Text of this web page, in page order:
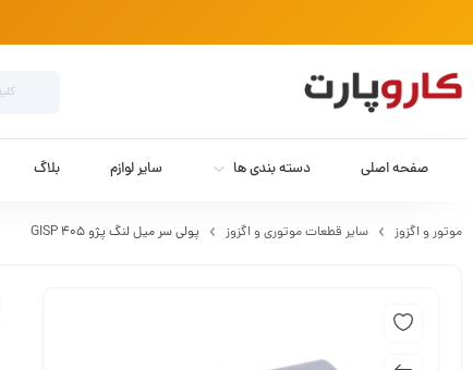
صفحه اصلی دسته بندی ها سایر لوازم بلاگ
موتور و اگزوز سایر قطعات موتوری و اگزوز پولی سر میل لنگ پژو 405 GISP